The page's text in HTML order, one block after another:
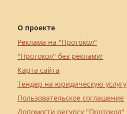
О проекте
Реклама на "Протокол"
"Протокол" без реклами!
Карта сайта
Тендер на юридическую услугу
Пользовательское соглашение
Допомогти ресурсу "Протокол"